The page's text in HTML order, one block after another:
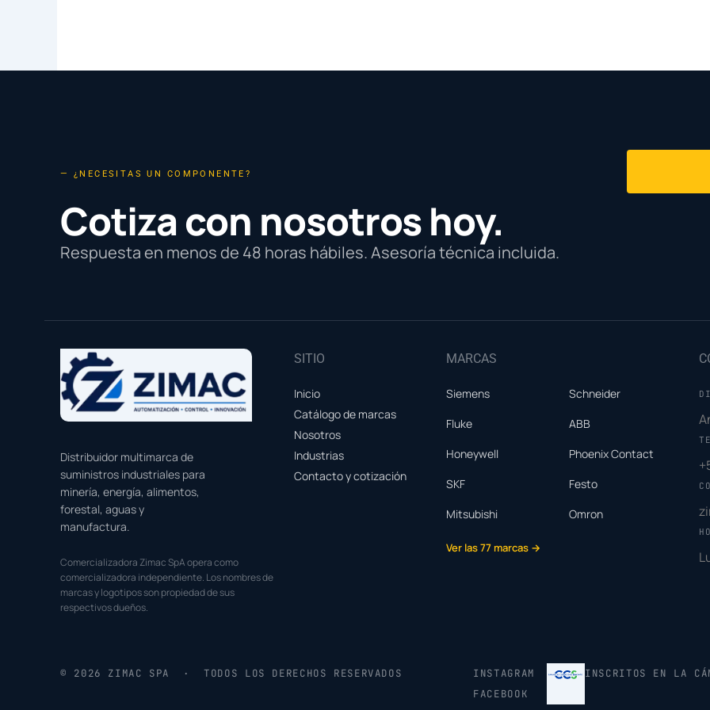
— ¿NECESITAS UN COMPONENTE?
Cotiza con nosotros hoy.
Respuesta en menos de 48 horas hábiles. Asesoría técnica incluida.
Distribuidor multimarca de
suministros industriales para
minería, energía, alimentos,
forestal, aguas y
manufactura.
Comercializadora Zimac SpA opera como
comercializadora independiente. Los nombres de
marcas y logotipos son propiedad de sus
respectivos dueños.
SITIO
Inicio
Catálogo de marcas
Nosotros
Industrias
Contacto y cotización
MARCAS
Siemens
Schneider
Fluke
ABB
Honeywell
Phoenix Contact
SKF
Festo
Mitsubishi
Omron
Ver las 77 marcas →
© 2026 ZIMAC SPA · TODOS LOS DERECHOS RESERVADOS
INSTAGRAM
FACEBOOK
INSCRITOS EN LA